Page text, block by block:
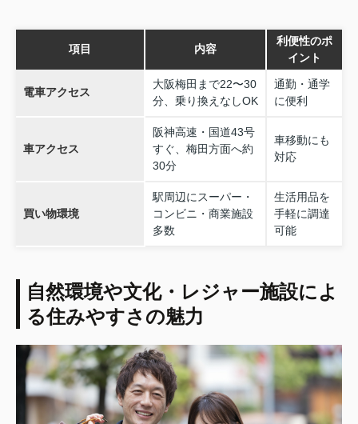
項目 内容
利便性のポ
イント
電車アクセス
大阪梅田まで22〜30
分、乗り換えなしOK
通勤・通学
に便利
車アクセス
阪神高速・国道43号
すぐ、梅田方面へ約
30分
車移動にも
対応
買い物環境
駅周辺にスーパー・
コンビニ・商業施設
多数
生活用品を
手軽に調達
可能
自然環境や文化・レジャー施設によ
る住みやすさの魅力